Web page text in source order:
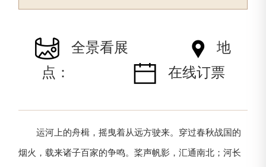
全景看展
地
点：
在线订票
运河上的舟楫，摇曳着从远方驶来。穿过春秋战国的
烟火，载来诸子百家的争鸣。桨声帆影，汇通南北；河长